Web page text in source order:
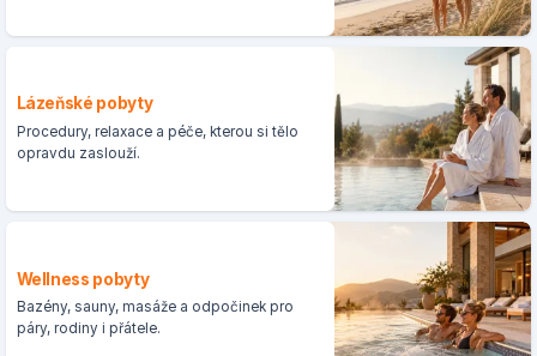
Lázeňské pobyty
Procedury, relaxace a péče, kterou si tělo
opravdu zaslouží.
Wellness pobyty
Bazény, sauny, masáže a odpočinek pro
páry, rodiny i přátele.